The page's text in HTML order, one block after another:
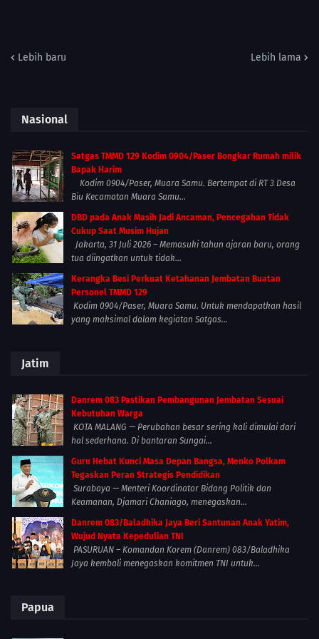
Lebih baru Lebih lama
Nasional
Satgas TMMD 129 Kodim 0904/Paser Bongkar Rumah milik
Bapak Harim
Kodim 0904/Paser, Muara Samu. Bertempat di RT 3 Desa
Biu Kecamatan Muara Samu...
DBD pada Anak Masih Jadi Ancaman, Pencegahan Tidak
Cukup Saat Musim Hujan
Jakarta, 31 Juli 2026 – Memasuki tahun ajaran baru, orang
tua diingatkan untuk tidak...
Kerangka Besi Perkuat Ketahanan Jembatan Buatan
Personel TMMD 129
Kodim 0904/Paser, Muara Samu. Untuk mendapatkan hasil
yang maksimal dalam kegiatan Satgas...
Jatim
Danrem 083 Pastikan Pembangunan Jembatan Sesuai
Kebutuhan Warga
KOTA MALANG — Perubahan besar sering kali dimulai dari
hal sederhana. Di bantaran Sungai...
Guru Hebat Kunci Masa Depan Bangsa, Menko Polkam
Tegaskan Peran Strategis Pendidikan
Surabaya — Menteri Koordinator Bidang Politik dan
Keamanan, Djamari Chaniago, menegaskan...
Danrem 083/Baladhika Jaya Beri Santunan Anak Yatim,
Wujud Nyata Kepedulian TNI
PASURUAN – Komandan Korem (Danrem) 083/Baladhika
Jaya kembali menegaskan komitmen TNI untuk...
Papua